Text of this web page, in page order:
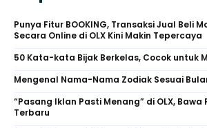
Punya Fitur BOOKING, Transaksi Jual Beli
Secara Online di OLX Kini Makin Tepercaya
50 Kata-kata Bijak Berkelas, Cocok untuk
Mengenal Nama-Nama Zodiak Sesuai
“Pasang Iklan Pasti Menang” di OLX, Bawa
Terbaru